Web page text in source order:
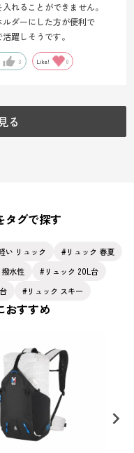
れることができません。
ダーにした方が便利で
躍しそうです。
3 Like! 0
る
タグで探す
い リュック
リュック 春夏
撥水性
リュック 20L台
リュック スキー
おすすめ